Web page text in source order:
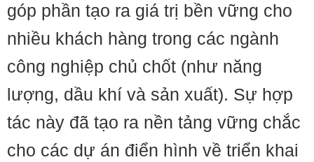
góp phần tạo ra giá trị bền vững cho
nhiều khách hàng trong các ngành
công nghiệp chủ chốt (như năng
lượng, dầu khí và sản xuất). Sự hợp
tác này đã tạo ra nền tảng vững chắc
cho các dự án điển hình về triển khai